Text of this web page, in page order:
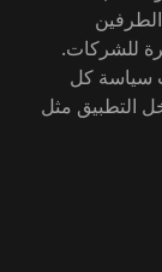
للشركات.
سياسة كل
التطبيق مثل